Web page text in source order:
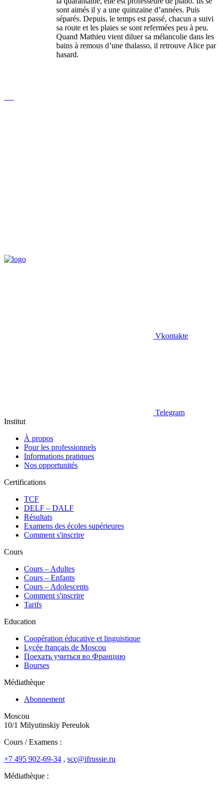
sont aimés il y a une quinzaine d’années. Puis
séparés. Depuis, le temps est passé, chacun a suivi
sa route et les plaies se sont refermées peu à peu.
Quand Mathieu vient diluer sa mélancolie dans les
bains à remous d’une thalasso, il retrouve Alice par
hasard.
Vkontakte
Telegram
Institut
À propos
Pour les professionnels
Informations pratiques
Nos opportunités
Certifications
TCF
DELF – DALF
Résultats
Examens des écoles supérieures
Comment s'inscrire
Cours
Сours – Adultes
Cours – Enfants
Cours – Adolescents
Comment s'inscrire
Tarifs
Education
Coopération éducative et linguistique
Lycée français de Moscou
Поехать учиться во Францию
Bourses
Médiathèque
Abonnement
Moscou
10/1 Milyutinskiy Pereulok
Cours / Examens :
+7 495 902-69-34 , scc@ifrussie.ru
Médiathèque :